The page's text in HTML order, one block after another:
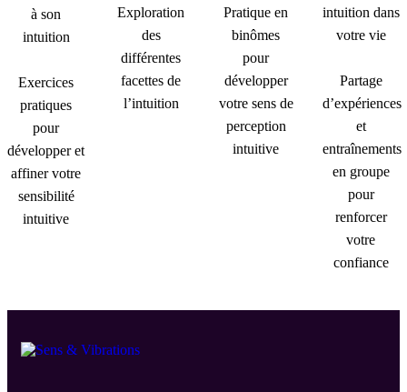
à son
intuition
Exercices
pratiques
pour
développer et
affiner votre
sensibilité
intuitive
Exploration
des
différentes
facettes de
l’intuition
Pratique en
binômes
pour
développer
votre sens de
perception
intuitive
intuition dans
votre vie
Partage
d’expériences
et
entraînements
en groupe
pour
renforcer
votre
confiance